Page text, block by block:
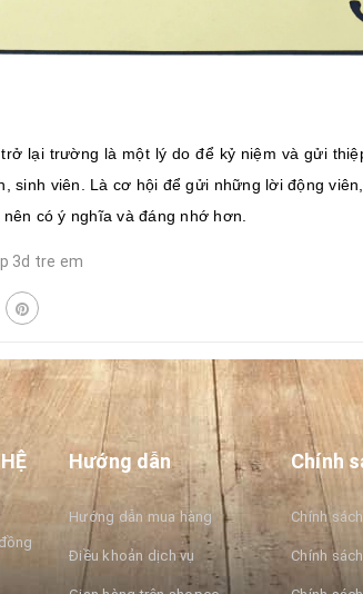
lại trường là một lý do để kỷ niệm và gửi
sinh viên. Là cơ hội để gửi những lời động
có ý nghĩa và đáng nhớ hơn.
3d tre em
Hướng dẫn
Hướng dẫn mua hàng
Điều khoản dịch vụ
Chính
Chính
Chính